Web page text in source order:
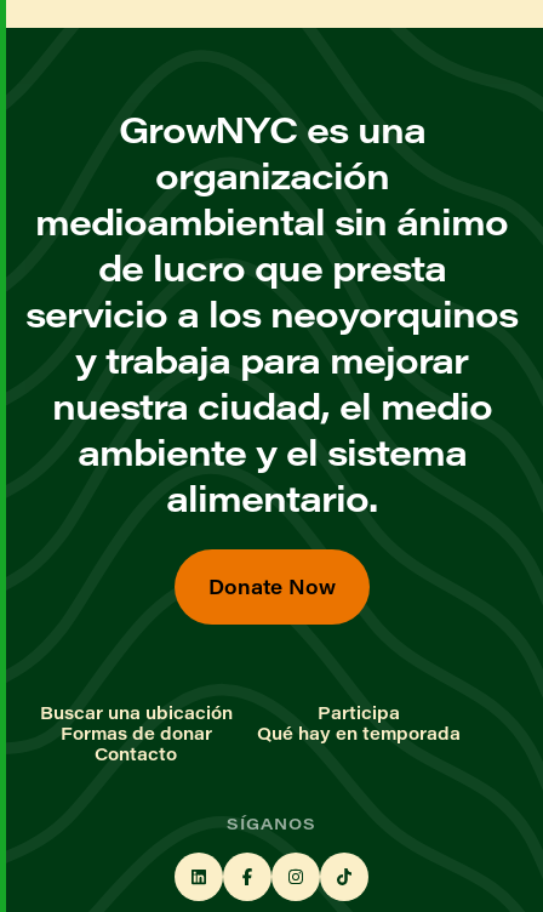
GrowNYC es una
organización
medioambiental sin ánimo
de lucro que presta
servicio a los neoyorquinos
y trabaja para mejorar
nuestra ciudad, el medio
ambiente y el sistema
alimentario.
Donate Now
Buscar una ubicación
Participa
Formas de donar
Qué hay en temporada
Contacto
SÍGANOS